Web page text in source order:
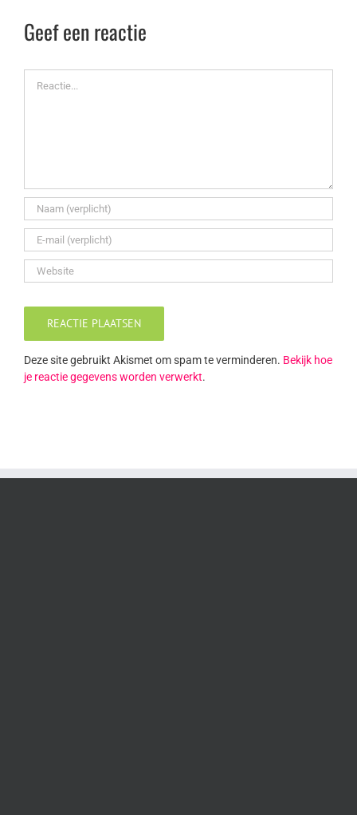
Geef een reactie
Deze site gebruikt Akismet om spam te verminderen. Bekijk hoe
je reactie gegevens worden verwerkt.